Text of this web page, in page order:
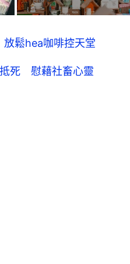
鬆hea咖啡控天堂
死 慰藉社畜心靈